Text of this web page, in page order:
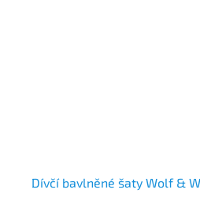
Dívčí bavlněné šaty Wolf &